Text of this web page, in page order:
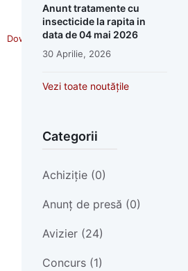
Download
Anunt tratamente cu
insecticide la rapita in
data de 04 mai 2026
30 Aprilie, 2026
Vezi toate noutățile
Categorii
Achiziție (0)
Anunț de presă (0)
Avizier (24)
Concurs (1)